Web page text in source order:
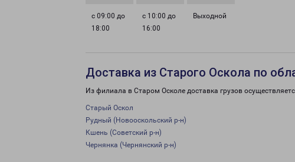
с 09:00 до
18:00
с 10:00 до
16:00
Выходной
Доставка из Старого Оскола по
Из филиала в Старом Осколе доставка грузов
Старый Оскол
Рудный (Новооскольский р-н)
Кшень (Советский р-н)
Чернянка (Чернянский р-н)